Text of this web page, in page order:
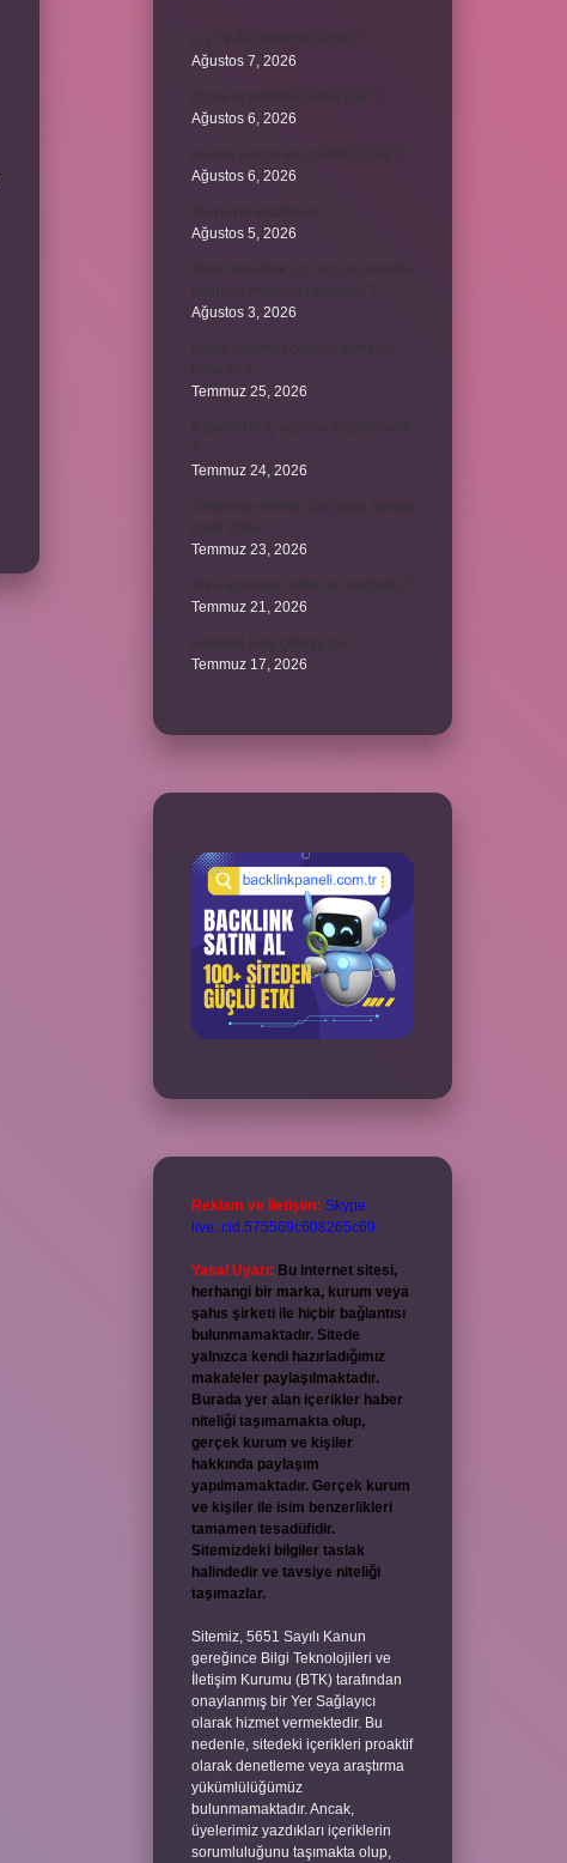
Ağustos 7, 2026
Ağustos 6, 2026
Ağustos 6, 2026
Ağustos 5, 2026
Ağustos 3, 2026
Temmuz 25, 2026
Temmuz 24, 2026
Temmuz 23, 2026
Temmuz 21, 2026
Temmuz 17, 2026
Reklam ve İletişim: Skype:
live:.cid.575569c608265c69
Yasal Uyarı: Bu internet sitesi,
herhangi bir marka, kurum veya
şahıs şirketi ile hiçbir bağlantısı
bulunmamaktadır. Sitede
yalnızca kendi hazırladığımız
makaleler paylaşılmaktadır.
Burada yer alan içerikler haber
niteliği taşımamakta olup,
gerçek kurum ve kişiler
hakkında paylaşım
yapılmamaktadır. Gerçek kurum
ve kişiler ile isim benzerlikleri
tamamen tesadüfidir.
Sitemizdeki bilgiler taslak
halindedir ve tavsiye niteliği
taşımazlar.
Sitemiz, 5651 Sayılı Kanun
gereğince Bilgi Teknolojileri ve
İletişim Kurumu (BTK) tarafından
onaylanmış bir Yer Sağlayıcı
olarak hizmet vermektedir. Bu
nedenle, sitedeki içerikleri proaktif
olarak denetleme veya araştırma
yükümlülüğümüz
bulunmamaktadır. Ancak,
üyelerimiz yazdıkları içeriklerin
sorumluluğunu taşımakta olup,